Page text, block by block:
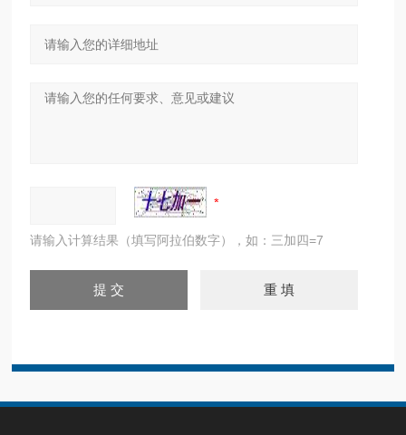
请输入计算结果（填写阿拉伯数字），如：三加四=7